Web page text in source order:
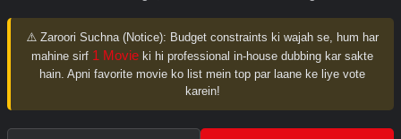
⚠️ Zaroori Suchna (Notice): Budget constraints ki wajah se, hum har
mahine sirf 1 Movie ki hi professional in-house dubbing kar sakte
hain. Apni favorite movie ko list mein top par laane ke liye vote
karein!